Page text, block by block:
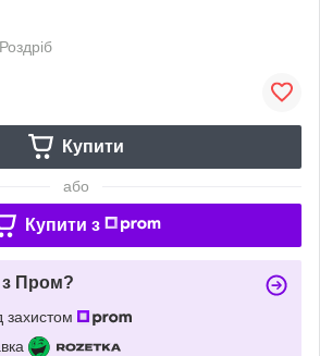
Роздріб
Купити
або
Купити з
з Пром?
захистом